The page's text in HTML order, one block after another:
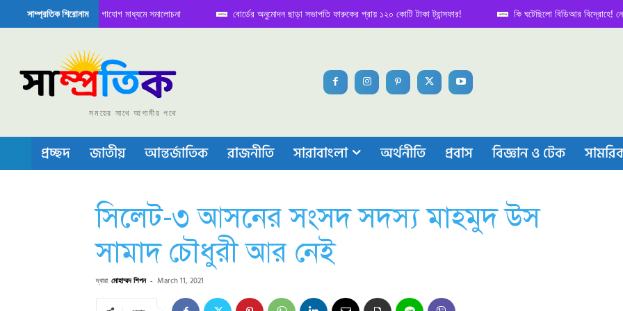
সাম্প্রতিক শিরোনাম
বৈঠক নিয়ে সামাজিক যোগাযোগ মাধ্যমে সমালোচনা বোর্ডের অনুমোদন ছাড়া সভাপতি ফারুকের প্রায় ১২০ কোটি টাকা ট্রান্সফার! কি ঘটেছিলো বিডিআর বিদ্রোহে! নেপথ্য
বা চীপ তৈরিতে নিজের শক্ত অবস্থান জানান দিচ্ছে চীন
সময়ের সাথে আগামীর পথে
প্রচ্ছদ জাতীয় আন্তর্জাতিক রাজনীতি সারাবাংলা অর্থনীতি প্রবাস বিজ্ঞান ও টেক
সিলেট-৩ আসনের সংসদ সদস্য মাহমুদ উস
সামাদ চৌধুরী আর নেই
দ্বারা মোহাম্মদ শিপন - March 11, 2021